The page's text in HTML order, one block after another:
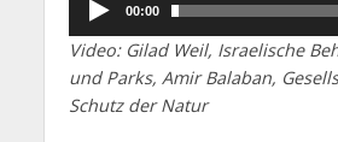
00:00
Video: Gilad Weil, Israelische
und Parks, Amir Balaban,
Schutz der Natur